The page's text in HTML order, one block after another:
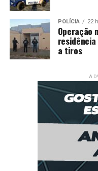
POLÍCIA 22
Operação
a tiros